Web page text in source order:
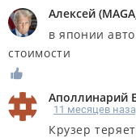
Алексей (
в японии
стоимости
Аполлинарий
11 месяцев
Крузер